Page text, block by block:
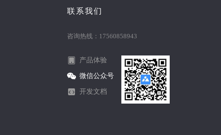
联系我们
咨询热线：17560858943
产品体验
微信公众号
开发文档